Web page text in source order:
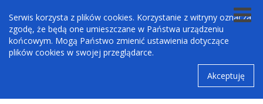
Serwis korzysta z plików cookies. Korzystanie z witryny oznacza
zgodę, że będą one umieszczane w Państwa urządzeniu
końcowym. Mogą Państwo zmienić ustawienia dotyczące
plików cookies w swojej przeglądarce.
Akceptuję